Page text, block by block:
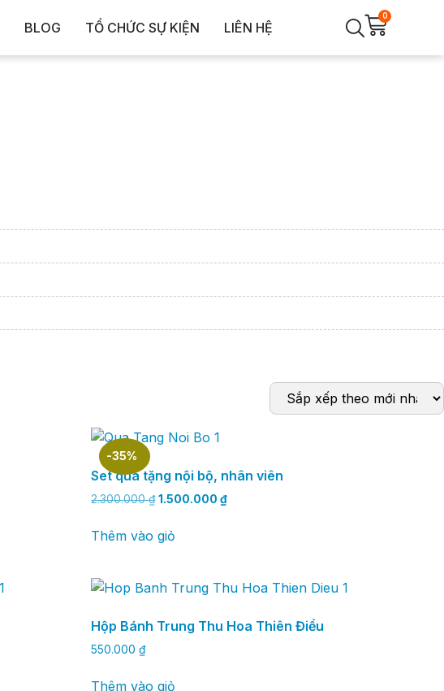
BLOG TỔ CHỨC SỰ KIỆN LIÊN HỆ
0
-35%
Set quà tặng nội bộ, nhân viên
2.300.000₫ 1.500.000₫
Thêm vào giỏ
Hộp Bánh Trung Thu Hoa Thiên Điểu
550.000₫
Thêm vào giỏ